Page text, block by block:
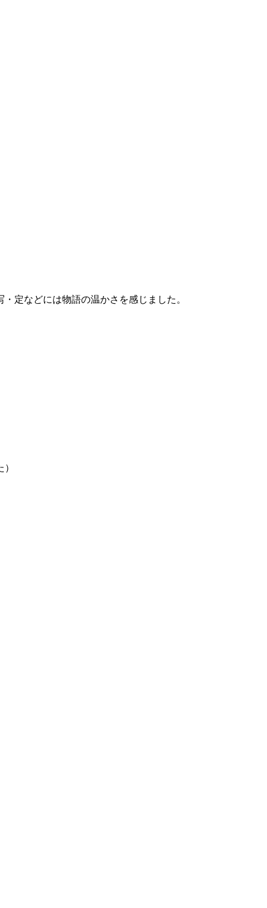
定などには物語の温かさを感じました。